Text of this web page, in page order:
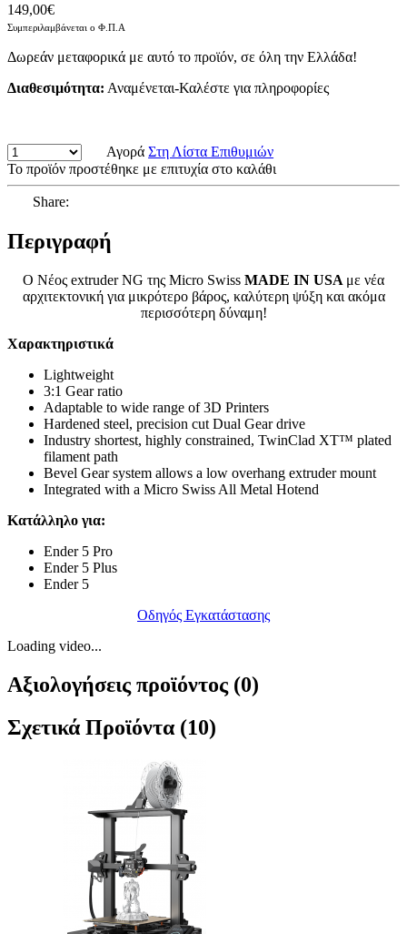
149,00€
Συμπεριλαμβάνεται ο Φ.Π.Α
Δωρεάν μεταφορικά με αυτό το προϊόν, σε όλη την Ελλάδα!
Διαθεσιμότητα: Αναμένεται-Καλέστε για πληροφορίες
Αγορά Στη Λίστα Επιθυμιών
Το προϊόν προστέθηκε με επιτυχία στο καλάθι
Share:
Περιγραφή
Ο Νέος extruder NG της Micro Swiss MADE IN USA με νέα
αρχιτεκτονική για μικρότερο βάρος, καλύτερη ψύξη και ακόμα
περισσότερη δύναμη!
Χαρακτηριστικά
Lightweight
3:1 Gear ratio
Adaptable to wide range of 3D Printers
Hardened steel, precision cut Dual Gear drive
Industry shortest, highly constrained, TwinClad XT™ plated
filament path
Bevel Gear system allows a low overhang extruder mount
Integrated with a Micro Swiss All Metal Hotend
Κατάλληλο για:
Ender 5 Pro
Ender 5 Plus
Ender 5
Οδηγός Εγκατάστασης
Loading video...
Αξιολογήσεις προϊόντος (0)
Σχετικά Προϊόντα (10)